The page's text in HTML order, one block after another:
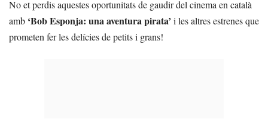
No et perdis aquestes oportunitats de gaudir del cinema en català
amb ‘Bob Esponja: una aventura pirata’ i les altres estrenes que
prometen fer les delícies de petits i grans!